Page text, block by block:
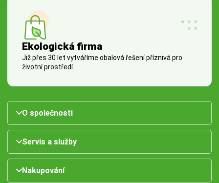
Ekologická firma
Již přes 30 let vytváříme obalová řešení příznivá pro
životní prostředí.
O společnosti
Servis a služby
Nakupování